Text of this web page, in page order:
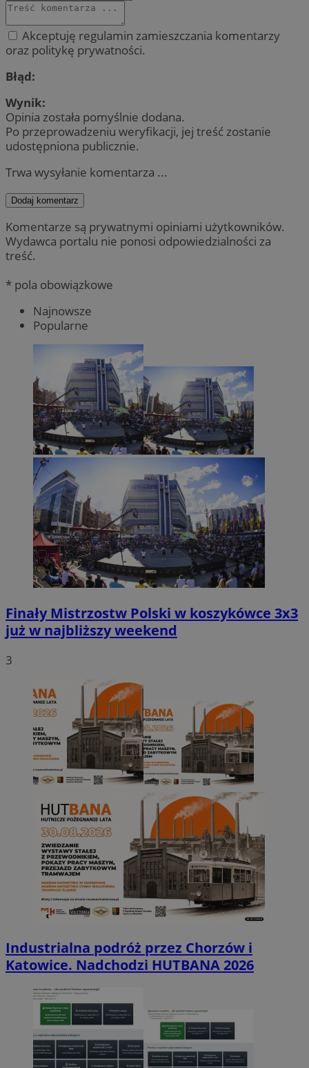
Akceptuję regulamin zamieszczania komentarzy
oraz politykę prywatności.
Błąd:
Wynik:
Opinia została pomyślnie dodana.
Po przeprowadzeniu weryfikacji, jej treść zostanie
udostępniona publicznie.
Trwa wysyłanie komentarza ...
Dodaj komentarz
Komentarze są prywatnymi opiniami użytkowników.
Wydawca portalu nie ponosi odpowiedzialności za
treść.
* pola obowiązkowe
Najnowsze
Popularne
Finały Mistrzostw Polski w koszykówce 3x3
już w najbliższy weekend
3
Industrialna podróż przez Chorzów i
Katowice. Nadchodzi HUTBANA 2026